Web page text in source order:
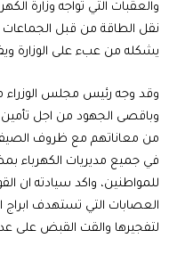
والعقبات التي تواجه وزارة
نقل الطاقة من قبل الجماعات
يشكله من عبء على الوزارة
وقد وجه رئيس مجلس
وباقصى الجهود من اجل تأمين
من معاناتهم مع ظروف
في جميع مديريات الكهرباء
للمواطنين، واكد سيادته ان
العصابات التي تستهدف
لتفجيرها والقت القبض على